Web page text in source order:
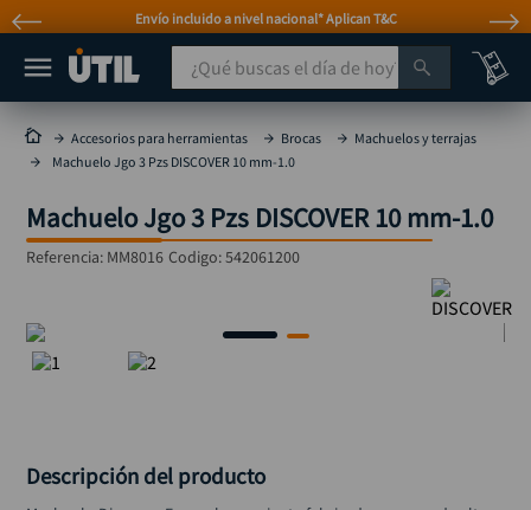
Envío incluido a nivel nacional* Aplican T&C
¿Qué buscas el día de hoy?
Accesorios para herramientas Brocas
Machuelos y terrajas
Machuelo Jgo 3 Pzs DISCOVER 10 mm-1.0
Machuelo Jgo 3 Pzs DISCOVER 10 mm-1.0
Referencia: MM8016 Codigo:542061200
Descripción del producto
MÁS BUSCADOS
taladro
taladros pulidoras
compresor
sierra circular
hidrolavadora
mototool
taladro inalámbrico